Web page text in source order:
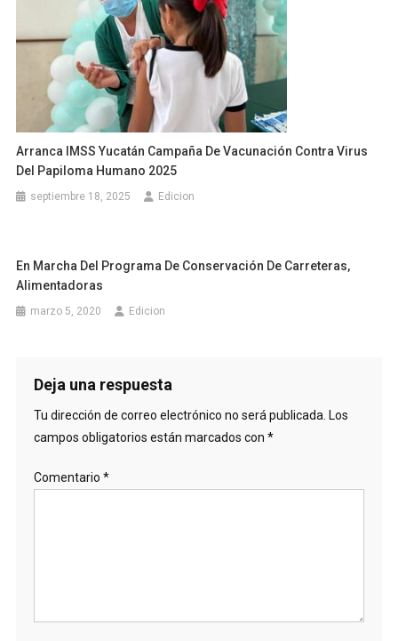
Arranca IMSS Yucatán Campaña De Vacunación Contra Virus
Del Papiloma Humano 2025
septiembre 18, 2025 Edicion
En Marcha Del Programa De Conservación De Carreteras,
Alimentadoras
marzo 5, 2020 Edicion
Deja una respuesta
Tu dirección de correo electrónico no será publicada. Los
campos obligatorios están marcados con *
Comentario *